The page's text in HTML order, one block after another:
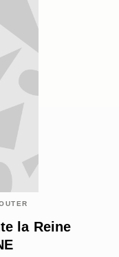
la Reine